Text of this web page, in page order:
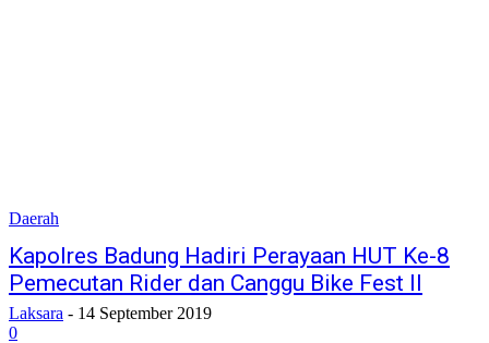
Daerah
Kapolres Badung Hadiri Perayaan HUT Ke-8
Pemecutan Rider dan Canggu Bike Fest II
Laksara - 14 September 2019
0